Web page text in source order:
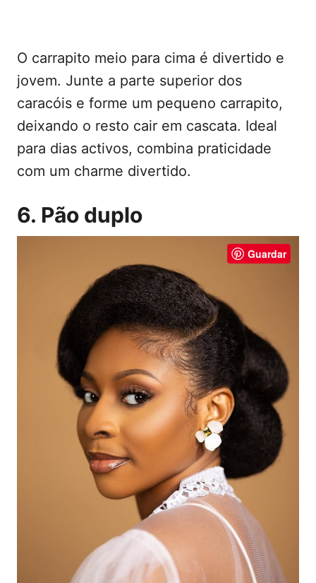
O carrapito meio para cima é divertido e
jovem. Junte a parte superior dos
caracóis e forme um pequeno carrapito,
deixando o resto cair em cascata. Ideal
para dias activos, combina praticidade
com um charme divertido.
6. Pão duplo
Guardar